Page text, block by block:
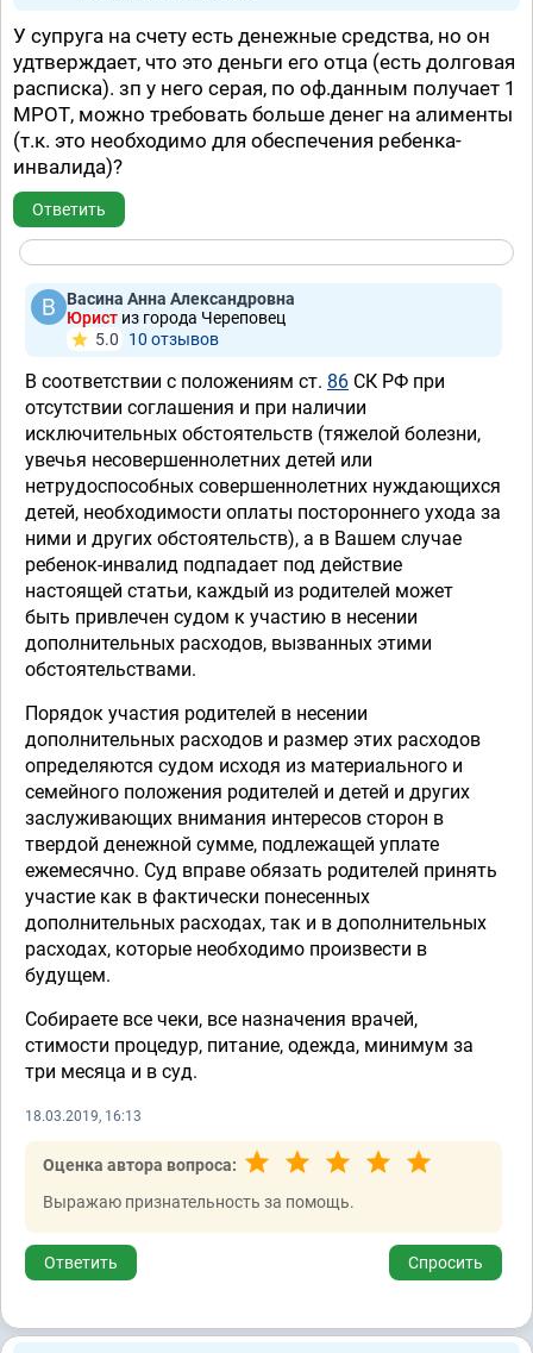
У супруга на счету есть денежные средства, но он
удтверждает, что это деньги его отца (есть долговая
расписка). зп у него серая, по оф.данным получает 1
МРОТ, можно требовать больше денег на алименты
(т.к. это необходимо для обеспечения ребенка-
инвалида)?
Ответить
Васина Анна Александровна
Юрист из города Череповец
5.0
10 отзывов
В соответствии с положениям ст. 86 СК РФ при
отсутствии соглашения и при наличии
исключительных обстоятельств (тяжелой болезни,
увечья несовершеннолетних детей или
нетрудоспособных совершеннолетних нуждающихся
детей, необходимости оплаты постороннего ухода за
ними и других обстоятельств), а в Вашем случае
ребенок-инвалид подпадает под действие
настоящей статьи, каждый из родителей может
быть привлечен судом к участию в несении
дополнительных расходов, вызванных этими
обстоятельствами.
Порядок участия родителей в несении
дополнительных расходов и размер этих расходов
определяются судом исходя из материального и
семейного положения родителей и детей и других
заслуживающих внимания интересов сторон в
твердой денежной сумме, подлежащей уплате
ежемесячно. Суд вправе обязать родителей принять
участие как в фактически понесенных
дополнительных расходах, так и в дополнительных
расходах, которые необходимо произвести в
будущем.
Собираете все чеки, все назначения врачей,
стимости процедур, питание, одежда, минимум за
три месяца и в суд.
18.03.2019, 16:13
Оценка автора вопроса:
Выражаю признательность за помощь.
Ответить Спросить